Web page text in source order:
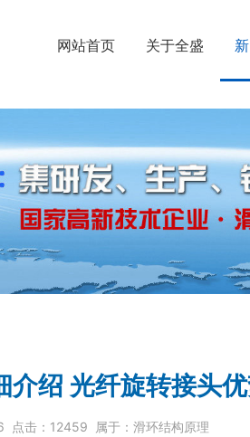
网站首页 关于全盛
介绍 光纤旋转接头
点击： 12459 属于： 滑环结构原理